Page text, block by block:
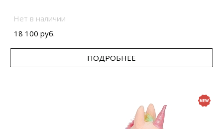
Нет в наличии
18 100 руб.
ПОДРОБНЕЕ